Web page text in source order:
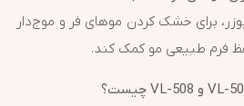
برای خشک کردن موهای فر و موج‌دار
فرم طبیعی مو کمک کند.